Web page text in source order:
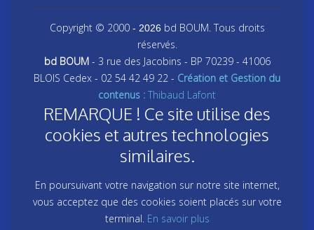
Copyright © 2000- 2026 bd BOUM. Tous droits
réservés.
bd BOUM- 3 rue des Jacobins - BP 70239 - 41006
BLOIS Cedex - 02 54 42 49 22 - Création et Gestion du
contenus : Thibaud Lafont
REMARQUE ! Ce site utilise des
cookies et autres technologies
similaires.
En poursuivant votre navigation sur notre site internet,
vous acceptez que des cookies soient placés sur votre
terminal. En savoir plus